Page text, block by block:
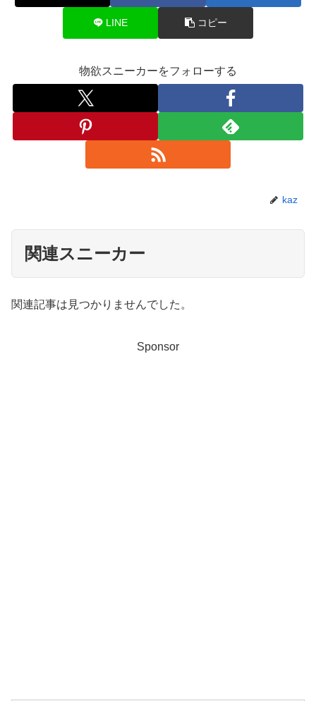
LINE コピー
物欲スニーカーをフォローする
kaz
関連スニーカー
関連記事は見つかりませんでした。
Sponsor